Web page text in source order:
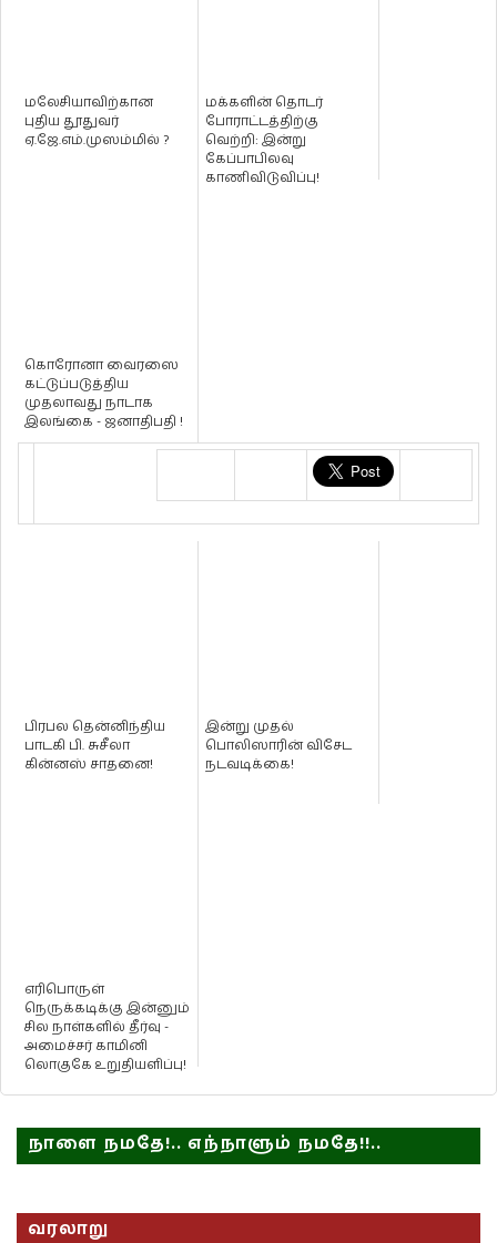
மலேசியாவிற்கான
புதிய தூதுவர்
ஏ.ஜே.எம்.முஸம்மில் ?
மக்களின் தொடர்
போராட்டத்திற்கு
வெற்றி: இன்று
கேப்பாபிலவு
காணிவிடுவிப்பு!
கொரோனா வைரஸை
கட்டுப்படுத்திய
முதலாவது நாடாக
இலங்கை - ஜனாதிபதி !
பிரபல தென்னிந்திய
பாடகி பி. சுசீலா
கின்னஸ் சாதனை!
இன்று முதல்
பொலிஸாரின் விசேட
நடவடிக்கை!
எரிபொருள்
நெருக்கடிக்கு இன்னும்
சில நாள்களில் தீர்வு -
அமைச்சர் காமினி
லொகுகே உறுதியளிப்பு!
நாளை நமதே!.. எந்நாளும் நமதே!!..
வரலாறு